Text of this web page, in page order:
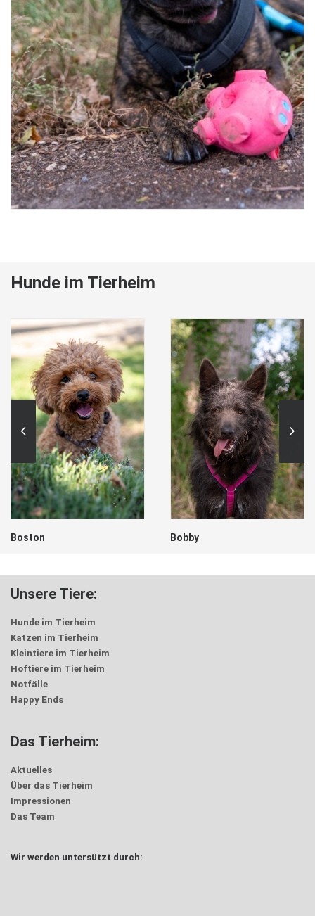
Hunde im Tierheim
Boston Bobby
Unsere Tiere:
Hunde im Tierheim
Katzen im Tierheim
Kleintiere im Tierheim
Hoftiere im Tierheim
Notfälle
Happy Ends
Das Tierheim:
Aktuelles
Über das Tierheim
Impressionen
Das Team
Wir werden untersützt durch: